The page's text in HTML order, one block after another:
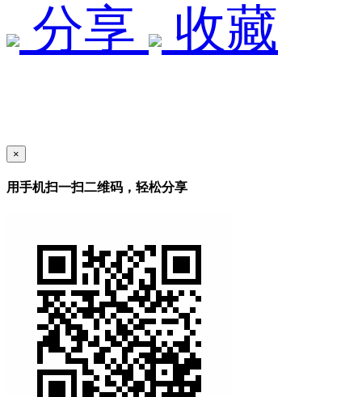
分享 收藏
×
用手机扫一扫二维码，轻松分享